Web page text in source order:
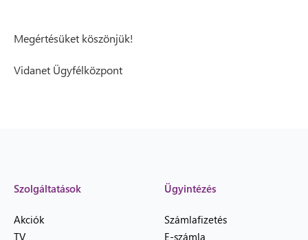
Megértésüket köszönjük!
Vidanet Ügyfélközpont
Szolgáltatások
Akciók
TV
Ügyintézés
Számlafizetés
E-számla